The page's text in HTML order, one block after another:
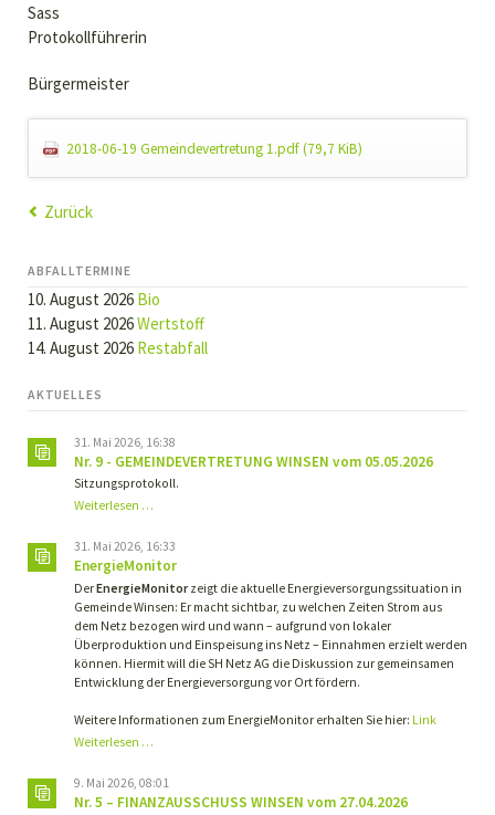
Sass
Protokollführerin
Bürgermeister
2018-06-19 Gemeindevertretung 1.pdf(79,7 KiB)
Zurück
ABFALLTERMINE
10. August 2026 Bio
11. August 2026Wertstoff
14. August 2026 Restabfall
AKTUELLES
31. Mai 2026, 16:38
Nr. 9 - GEMEINDEVERTRETUNG WINSEN vom 05.05.2026
Sitzungsprotokoll.
Weiterlesen …Nr.
-
GEMEINDEVERTRETUNG
31. Mai 2026, 16:33
EnergieMonitor
DerEnergieMonitorzeigt die aktuelle Energieversorgungssituation in
Gemeinde Winsen: Er macht sichtbar, zu welchen Zeiten Strom aus
dem Netz bezogen wird und wann – aufgrund von lokaler
Überproduktion und Einspeisung ins Netz – Einnahmen erzielt werden
können. Hiermit will die SH Netz AG die Diskussion zur gemeinsamen
Entwicklung der Energieversorgung vor Ort fördern.
Weitere Informationen zum EnergieMonitor erhalten Sie hier: Link
Weiterlesen …
9. Mai 2026, 08:01
Nr. 5 – FINANZAUSSCHUSS WINSEN vom 27.04.2026